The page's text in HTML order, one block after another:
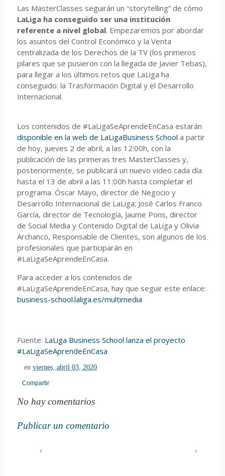
Las MasterClasses seguirán un “storytelling” de cómo
LaLiga ha conseguido ser una institución
referente a nivel global. Empezaremos por abordar
los asuntos del Control Económico y la Venta
centralizada de los Derechos de la TV (los primeros
pilares que se pusieron con la llegada de Javier Tebas),
para llegar a los últimos retos que LaLiga ha
conseguido: la Trasformación Digital y el Desarrollo
Internacional.
Los contenidos de #LaLigaSeAprendeEnCasa estarán
disponible en la web de LaLigaBusiness School a partir
de hoy, jueves 2 de abril, a las 12:00h, con la
publicación de las primeras tres MasterClasses y,
posteriormente, se publicará un nuevo video cada día
hasta el 13 de abril a las 11:00h hasta completar el
programa. Óscar Mayo, director de Negocio y
Desarrollo Internacional de LaLiga; José Carlos Franco
García, director de Tecnología, Jaume Pons, director
de Social Media y Contenido Digital de LaLiga y Olivia
Archanco, Responsable de Clientes, son algunos de los
profesionales que participarán en
#LaLigaSeAprendeEnCasa.
Para acceder a los contenidos de
#LaLigaSeAprendeEnCasa, hay que seguir este enlace:
business-school.laliga.es/multimedia
Fuente: LaLiga Business School lanza el proyecto
#LaLigaSeAprendeEnCasa
enviernes, abril 03, 2020
Compartir
No hay comentarios
Publicar un comentario
‹ ›